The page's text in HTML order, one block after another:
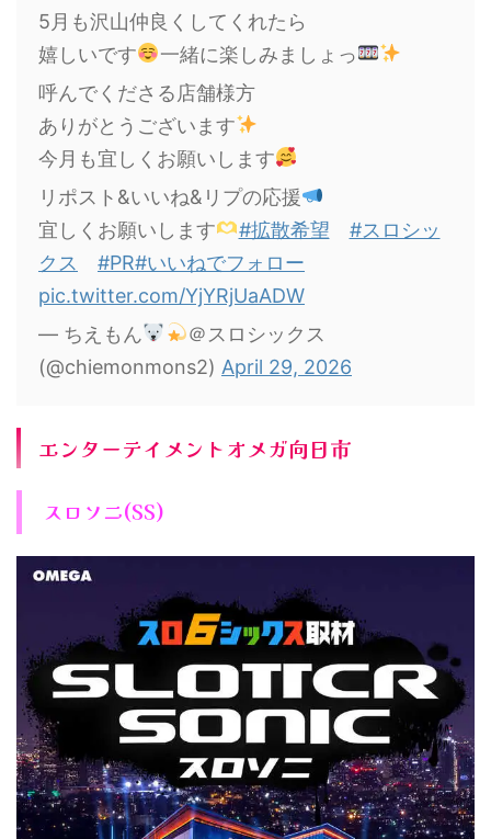
5月も沢山仲良くしてくれたら
嬉しいです
一緒に楽しみましょっ
呼んでくださる店舗様方
ありがとうございます
今月も宜しくお願いします
リポスト&いいね&リプの応援
宜しくお願いします
#拡散希望
#スロシッ
クス
#PR#いいねでフォロー
pic.twitter.com/YjYRjUaADW
— ちえもん
＠スロシックス
(@chiemonmons2) April 29, 2026
エンターテイメントオメガ向日市
スロソニ(SS)